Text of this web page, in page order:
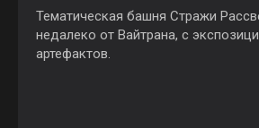
Тематическая башня Стражи
недалеко от Вайтрана, с
артефактов.